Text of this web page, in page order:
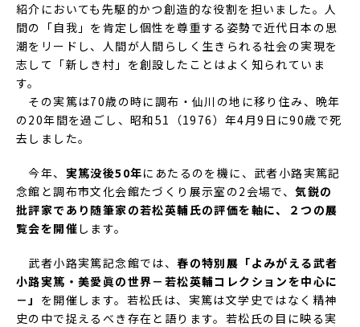
紹介においても先駆的かつ創造的な役割を担いました。人
間の「自我」を肯定し個性を尊重する姿勢で近代日本の思
潮をリードし、人間が人間らしく生きられる社会の実現を
志して「新しき村」を創設したことはよく知られていま
す。
その実篤は70歳の時に調布・仙川の地に移り住み、晩年
の20年間を過ごし、昭和51（1976）年4月9日に90歳で死
去しました。
今年、 実篤没後50年にあたるのを機に、武者小路実篤記
念館と調布市文化会館たづくり展示室の2会場で、気鋭の
批評家であり随筆家の若松英輔氏の評価を軸に、２つの展
覧会を開催 します。
武者小路実篤記念館では、春の特別展「よみがえる武者
小路実篤・美愛眞の世界－若松英輔コレクションを中心に
－」 を開催します。若松氏は、実篤は文学史ではなく精神
史の中で捉えるべき存在と語ります。若松氏の目に映る実